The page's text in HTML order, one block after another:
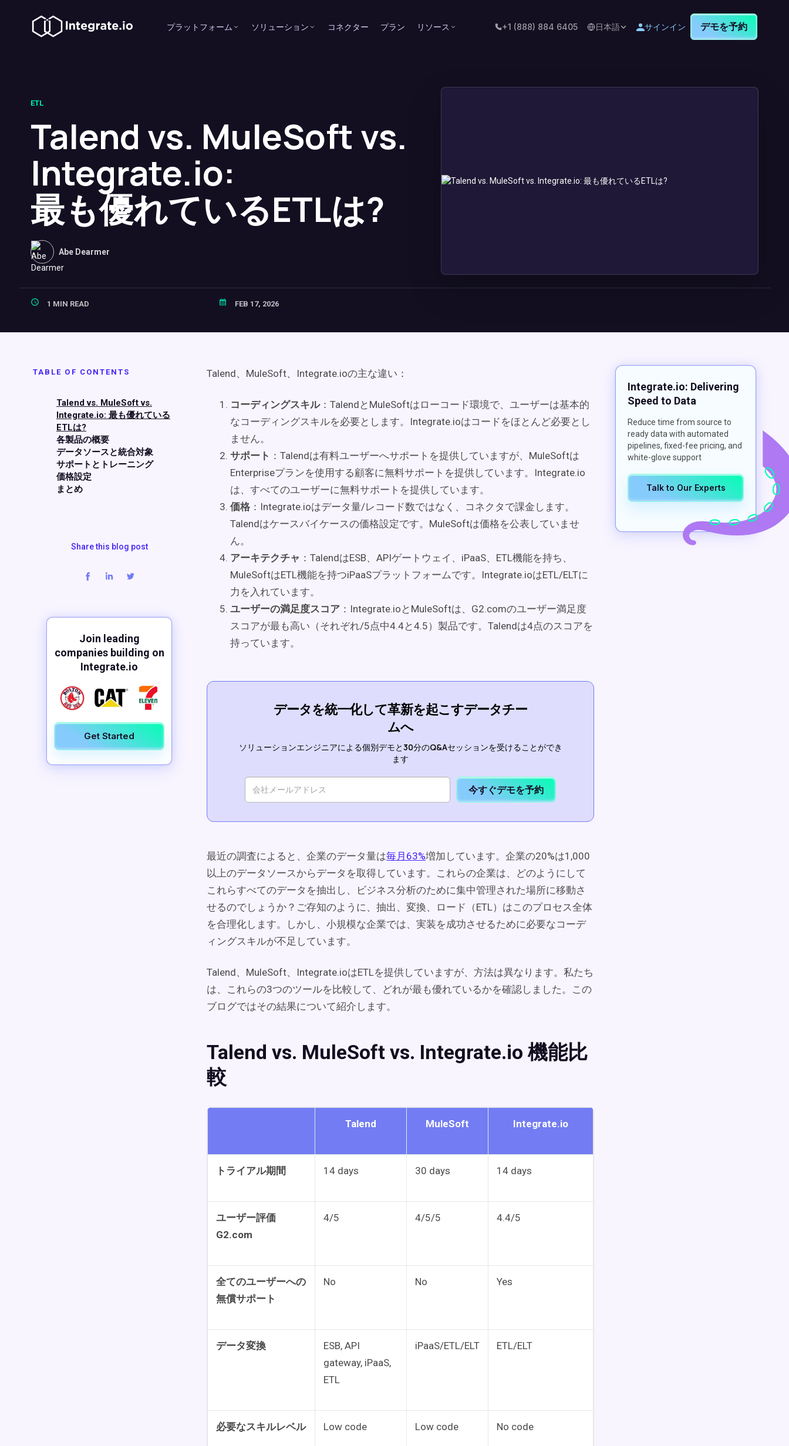
プラットフォーム ソリューション コネクター プラン リソース +1 (888) 884 6405 日本語 サインイン デモを予約
ETL
Talend vs. MuleSoft vs.
Integrate.io:
最も優れているETLは?
Abe Dearmer
1 MIN READ FEB 17, 2026
TABLE OF CONTENTS
Talend vs. MuleSoft vs.
Integrate.io: 最も優れている
ETLは?
各製品の概要
データソースと統合対象
サポートとトレーニング
価格設定
まとめ
Share this blog post
Join leading
companies building on
Integrate.io
Get Started
Talend、MuleSoft、Integrate.ioの主な違い：
コーディングスキル：TalendとMuleSoftはローコード環境で、ユーザーは基本的
なコーディングスキルを必要とします。Integrate.ioはコードをほとんど必要とし
ません。
サポート ：Talendは有料ユーザーへサポートを提供していますが、MuleSoftは
Enterpriseプランを使用する顧客に無料サポートを提供しています。Integrate.io
は、すべてのユーザーに無料サポートを提供しています。
価格 ：Integrate.ioはデータ量/レコード数ではなく、コネクタで課金します。
Talendはケースバイケースの価格設定です。MuleSoftは価格を公表していませ
ん。
アーキテクチャ ：TalendはESB、APIゲートウェイ、iPaaS、ETL機能を持ち、
MuleSoftはETL機能を持つiPaaSプラットフォームです。Integrate.ioはETL/ELTに
力を入れています。
ユーザーの満足度スコア ：Integrate.ioとMuleSoftは、G2.comのユーザー満足度
スコアが最も高い（それぞれ/5点中4.4と4.5）製品です。Talendは4点のスコアを
持っています。
データを統一化して革新を起こすデータチー
ムへ
ソリューションエンジニアによる個別デモと30分のQ&Aセッションを受けることができ
ます
今すぐデモを予約
最近の調査によると、企業のデータ量は毎月63%増加しています。企業の20%は1,000
以上のデータソースからデータを取得しています。これらの企業は、どのようにして
これらすべてのデータを抽出し、ビジネス分析のために集中管理された場所に移動さ
せるのでしょうか？ご存知のように、抽出、変換、ロード（ETL）はこのプロセス全体
を合理化します。しかし、小規模な企業では、実装を成功させるために必要なコーデ
ィングスキルが不足しています。
Talend、MuleSoft、Integrate.ioはETLを提供していますが、方法は異なります。私たち
は、これらの3つのツールを比較して、どれが最も優れているかを確認しました。この
ブログではその結果について紹介します。
Talend vs. MuleSoft vs. Integrate.io 機能比
較
Talend MuleSoft Integrate.io
トライアル期間 14 days 30 days 14 days
ユーザー評価
G2.com
4/5 4/5/5 4.4/5
全てのユーザーへの
無償サポート
No No Yes
データ変換
ESB, API
gateway, iPaaS,
ETL
iPaaS/ETL/ELT ETL/ELT
必要なスキルレベル Low code Low code No code
Integrate.io: Delivering
Speed to Data
Reduce time from source to
ready data with automated
pipelines, fixed-fee pricing, and
white-glove support
Talk to Our Experts